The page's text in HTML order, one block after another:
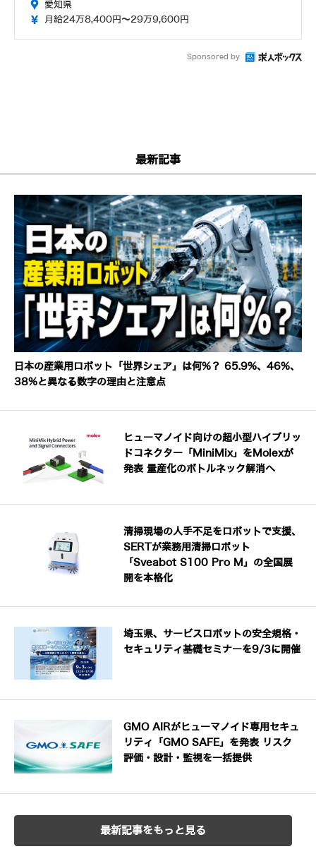
愛知県
月給24万8,400円～29万9,600円
Sponsored by
最新記事
日本の産業用ロボット「世界シェア」は何%？ 65.9%、46%、
38%と異なる数字の理由と注意点
ヒューマノイド向けの超小型ハイブリッ
ドコネクター「MiniMix」をMolexが
発表 量産化のボトルネック解消へ
清掃現場の人手不足をロボットで支援、
SERTが業務用清掃ロボット
「Sveabot S100 Pro M」の全国展
開を本格化
埼玉県、サービスロボットの安全規格・
セキュリティ基礎セミナーを9/3に開催
GMO AIRがヒューマノイド専用セキュ
リティ「GMO SAFE」を発表 リスク
評価・設計・監視を一括提供
最新記事をもっと見る